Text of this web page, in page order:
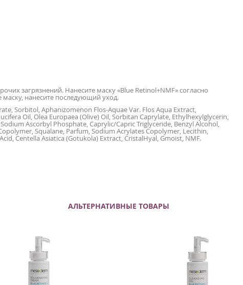
загрязнений. Нанесите маску «Blue Retinol+NMF» согласно
маску, нанесите последующий уход.
Sorbitol, Aphanizomenon Flos-Aquae Var. Flos Aqua Extract,
Oil, Olea Еuropaea (Olive) Oil, Sorbitan Caprylate, Ethylhexylglycerin,
Ascorbyl Phosphate, Caprylic/Capric Triglyceride, Benzyl Alcohol,
Squalane, Parfum, Sodium Acrylates Copolymer, Lecithin,
Centella Asiatica (Gotukola) Extract, CristalHyal, Gmoist, NMF.
АЛЬТЕРНАТИВНЫЕ ТОВАРЫ